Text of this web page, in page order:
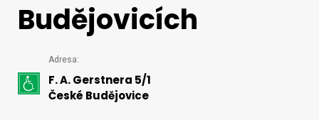
Kontakty
Budějovicích
Podrobný
kontakt
Adresa:
F. A. Gerstnera 5/1
České Budějovice